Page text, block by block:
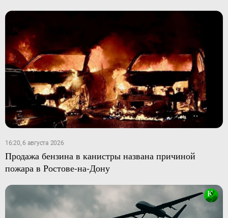
16:20, 6 августа 2026
Продажа бензина в канистры названа причиной
пожара в Ростове-на-Дону